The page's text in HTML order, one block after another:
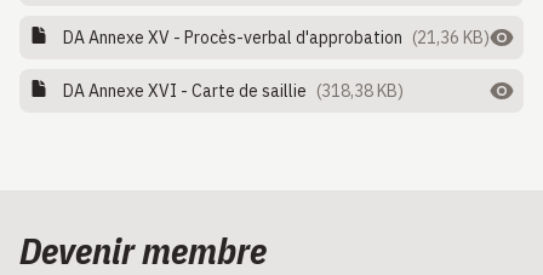
DA Annexe XV - Procès-verbal d'approbation (21,36 KB)
DA Annexe XVI - Carte de saillie (318,38 KB)
Devenir membre